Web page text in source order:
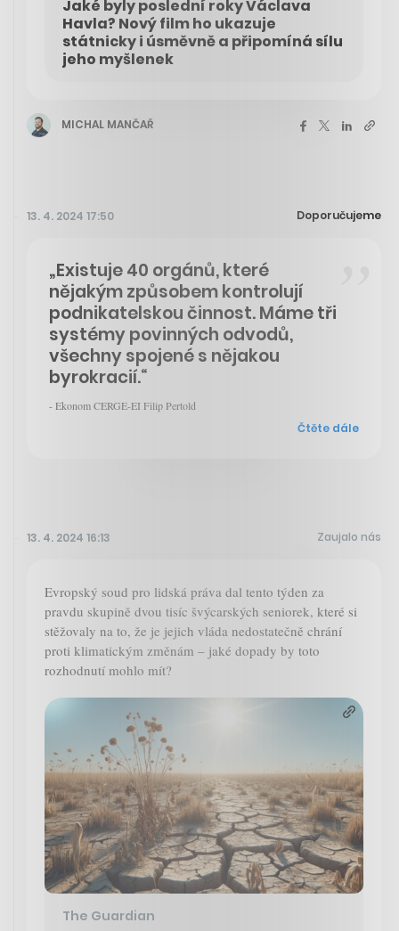
Jaké byly poslední roky Václava
Havla? Nový film ho ukazuje
státnicky i úsměvně a připomíná sílu
jeho myšlenek
MICHAL MANČAŘ
13. 4. 2024 17:50 Doporučujeme
„Existuje 40 orgánů, které
nějakým způsobem kontrolují
podnikatelskou činnost. Máme tři
systémy povinných odvodů,
všechny spojené s nějakou
byrokracií.“
- Ekonom CERGE-EI Filip Pertold
Čtěte dále
13. 4. 2024 16:13 Zaujalo nás
Evropský soud pro lidská práva dal tento týden za
pravdu skupině dvou tisíc švýcarských seniorek, které si
stěžovaly na to, že je jejich vláda nedostatečně chrání
proti klimatickým změnám – jaké dopady by toto
rozhodnutí mohlo mít?
The Guardian